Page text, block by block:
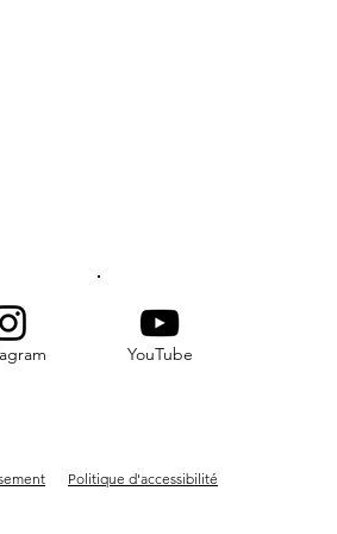
YouTube
Politique d'accessibilité